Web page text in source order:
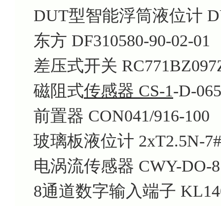
DUT型智能浮筒液位计
东方 DF310580-90-02-01
差压式开关
磁阻式传感器 CS-1-D-
前置器 CON041/916-100
玻璃板液位计 2xT2.5N-
电涡流传感器 CWY-DO-
8通道数字输入端子